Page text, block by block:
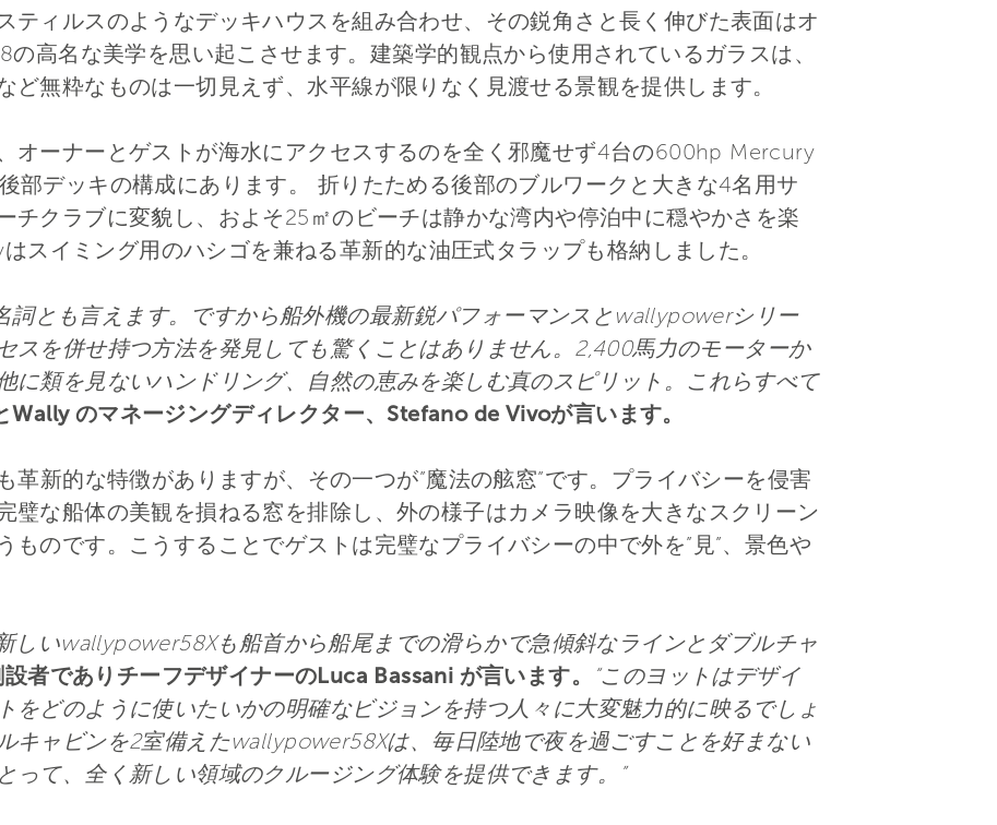
ティルスのようなデッキハウスを組み合わせ、その鋭角さと長く伸びた表面はオ
高名な美学を思い起こさせます。建築学的観点から使用されているガラスは、
ど無粋なものは一切見えず、水平線が限りなく見渡せる景観を提供します。
オーナーとゲストが海水にアクセスするのを全く邪魔せず4台の600hp Mercury
部デッキの構成にあります。 折りたためる後部のブルワークと大きな4名用サ
チクラブに変貌し、およそ25㎡のビーチは静かな湾内や停泊中に穏やかさを楽
スイミング用のハシゴを兼ねる革新的な油圧式タラップも格納しました。
詞とも言えます。ですから船外機の最新鋭パフォーマンスとwallypowerシリー
スを併せ持つ方法を発見しても驚くことはありません。2,400馬力のモーターか
に類を見ないハンドリング、自然の恵みを楽しむ真のスピリット。これらすべて
Wally のマネージングディレクター、Stefano de Vivoが言います。
新的な特徴がありますが、その一つが”魔法の舷窓”です。プライバシーを侵害
璧な船体の美観を損ねる窓を排除し、外の様子はカメラ映像を大きなスクリーン
ものです。こうすることでゲストは完璧なプライバシーの中で外を”見”、景色や
しいwallypower58Xも船首から船尾までの滑らかで急傾斜なラインとダブルチャ
者でありチーフデザイナーのLuca Bassani が言います。
“このヨットはデザイ
をどのように使いたいかの明確なビジョンを持つ人々に大変魅力的に映るでしょ
キャビンを2室備えたwallypower58Xは、毎日陸地で夜を過ごすことを好まない
って、全く新しい領域のクルージング体験を提供できます。”